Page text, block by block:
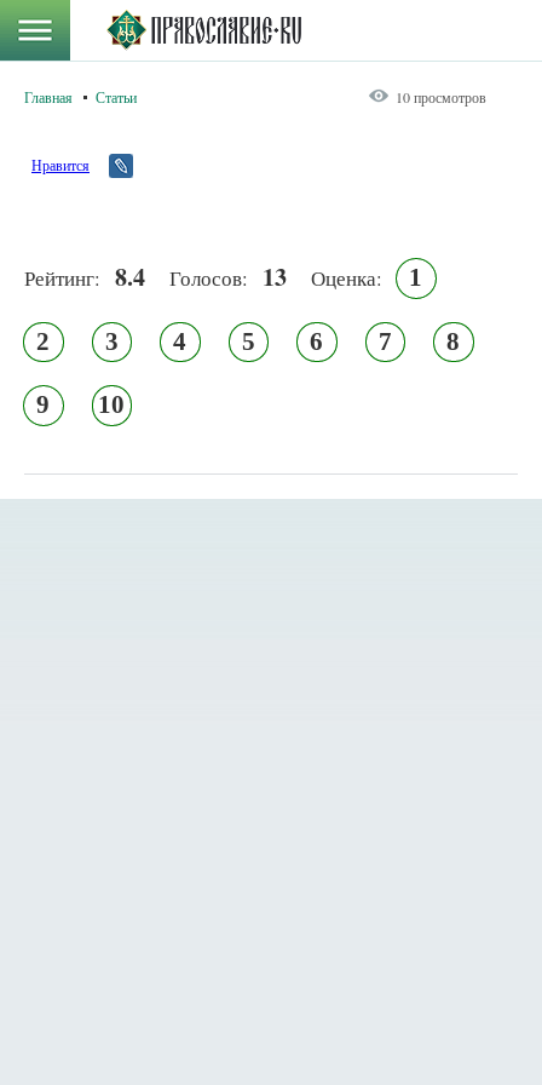
Главная Статьи 10 просмотров
Нравится
Рейтинг: 8.4 Голосов: 13 Оценка: 1
2 3 4 5 6 7 8
9 10